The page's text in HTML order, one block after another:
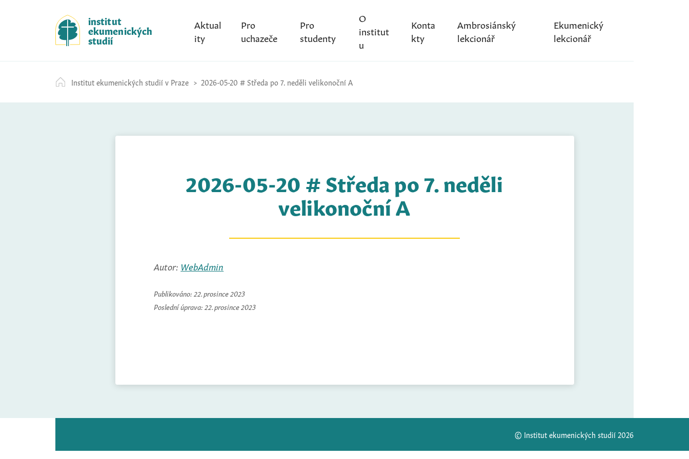
k
i
p
t
c
o
institut
ekumenických
studií
Aktual
ity
Pro
uchazeče
Pro
studenty
O
institut
u
Konta
kty
Ambrosiánský
lekcionář
Ekumenický
lekcionář
Institut ekumenických studií v Praze 2026-05-20 # Středa po 7. neděli velikonoční A
2026-05-20 # Středa po 7. neděli
velikonoční A
Autor: WebAdmin
Publikováno: 22. prosince 2023
Poslední úprava: 22. prosince 2023
© Institut ekumenických studií 2026